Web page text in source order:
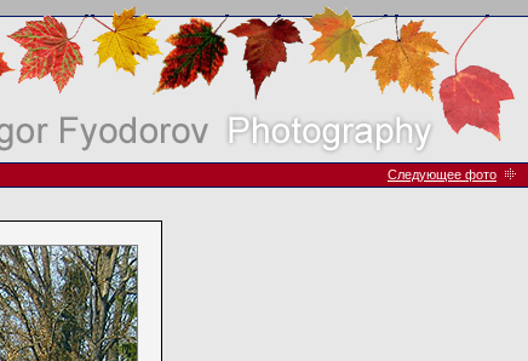
Следующее фото